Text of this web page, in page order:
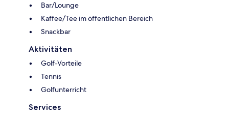
Bar/Lounge
Kaffee/Tee im öffentlichen Bereich
Snackbar
Aktivitäten
Golf-Vorteile
Tennis
Golfunterricht
Services